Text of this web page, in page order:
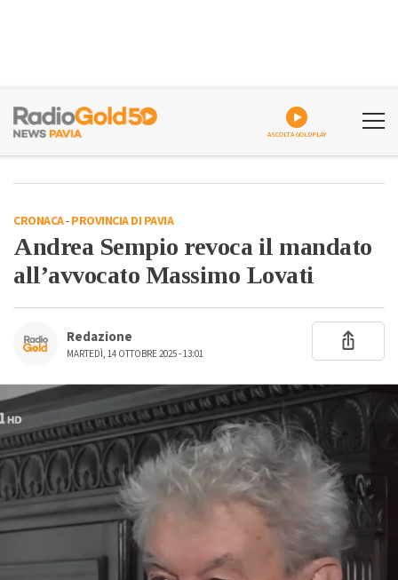
ASCOLTA GOLDPLAY
CRONACA-PROVINCIA DI PAVIA
Andrea Sempio revoca il mandato
all’avvocato Massimo Lovati
Redazione
MARTEDÌ, 14 OTTOBRE 2025 - 13:01